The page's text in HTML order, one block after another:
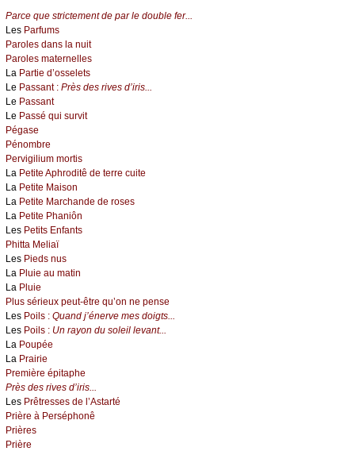
Parce que strictement de par le double fer...
Les Parfums
Paroles dans la nuit
Paroles maternelles
La Partie d’osselets
Le Passant : Près des rives d’iris...
Le Passant
Le Passé qui survit
Pégase
Pénombre
Pervigilium mortis
La Petite Aphroditê de terre cuite
La Petite Maison
La Petite Marchande de roses
La Petite Phaniôn
Les Petits Enfants
Phitta Meliaï
Les Pieds nus
La Pluie au matin
La Pluie
Plus sérieux peut-être qu’on ne pense
Les Poils : Quand j’énerve mes doigts...
Les Poils : Un rayon du soleil levant...
La Poupée
La Prairie
Première épitaphe
Près des rives d’iris...
Les Prêtresses de l’Astarté
Prière à Perséphonê
Prières
Prière